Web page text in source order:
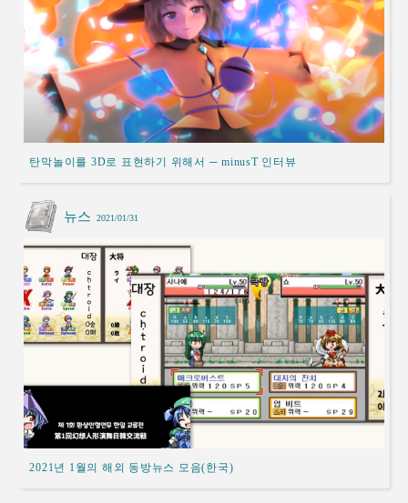
탄막놀이를 3D로 표현하기 위해서 ─ minusT 인터뷰
뉴스 2021/01/31
2021년 1월의 해외 동방뉴스 모음(한국)